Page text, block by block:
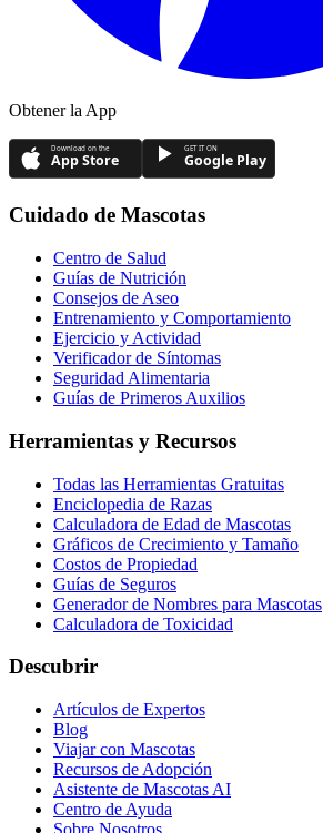
Obtener la App
Download on the
App Store
GET IT ON
Google Play
Cuidado de Mascotas
Centro de Salud
Guías de Nutrición
Consejos de Aseo
Entrenamiento y Comportamiento
Ejercicio y Actividad
Verificador de Síntomas
Seguridad Alimentaria
Guías de Primeros Auxilios
Herramientas y Recursos
Todas las Herramientas Gratuitas
Enciclopedia de Razas
Calculadora de Edad de Mascotas
Gráficos de Crecimiento y Tamaño
Costos de Propiedad
Guías de Seguros
Generador de Nombres para Mascotas
Calculadora de Toxicidad
Descubrir
Artículos de Expertos
Blog
Viajar con Mascotas
Recursos de Adopción
Asistente de Mascotas AI
Centro de Ayuda
Sobre Nosotros